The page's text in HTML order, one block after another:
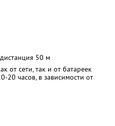
50 м
от сети, так и от батареек
20 часов, в зависимости от